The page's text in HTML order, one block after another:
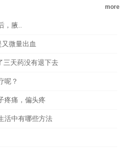
more
腋..
微量出血
三天药没有退下去
呢？
疼痛，偏头疼
活中有哪些方法